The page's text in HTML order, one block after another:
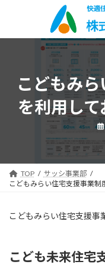
ン
ー
こどもみ
を利用し
TOP
サッシ事業部
こどもみらい住宅支援事業制
こどもみらい住宅支援事
こども未来住宅